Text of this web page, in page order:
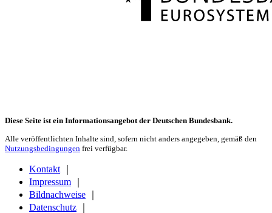
Diese Seite ist ein Informationsangebot der Deutschen Bundesbank.
Alle veröffentlichten Inhalte sind, sofern nicht anders angegeben, gemäß den
Nutzungsbedingungen frei verfügbar.
Kontakt
Impressum
Bildnachweise
Datenschutz